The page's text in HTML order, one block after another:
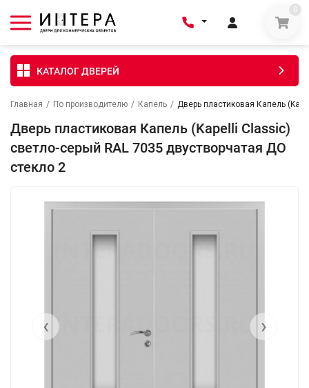
0
КАТАЛОГ ДВЕРЕЙ
Главная / По производителю / Капель / Дверь пластиковая Капель
Дверь пластиковая Капель (Kapelli Classic)
светло-серый RAL 7035 двустворчатая ДО
стекло 2
‹ ›